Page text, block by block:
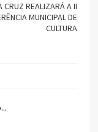
CRUZ REALIZARÁ A II
MUNICIPAL DE
CULTURA